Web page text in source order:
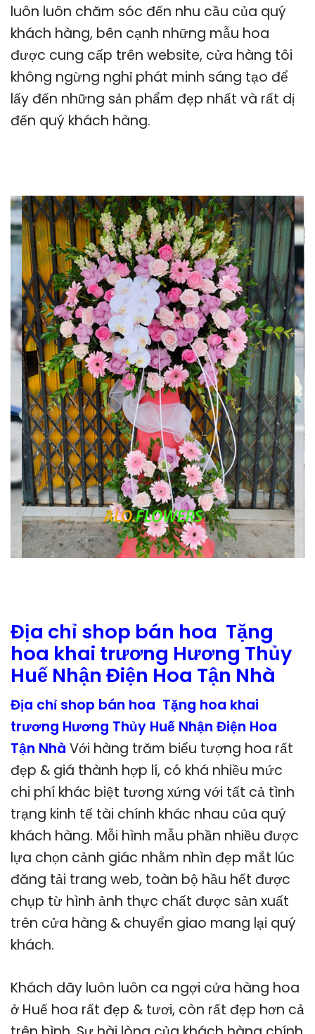
luôn luôn chăm sóc đến nhu cầu của quý
khách hàng, bên cạnh những mẫu hoa
được cung cấp trên website, cửa hàng tôi
không ngừng nghỉ phát minh sáng tạo để
lấy đến những sản phẩm đẹp nhất và rất dị
đến quý khách hàng.
Địa chỉ shop bán hoa Tặng
hoa khai trương Hương Thủy
Huế Nhận Điện Hoa Tận Nhà
Địa chỉ shop bán hoa Tặng hoa khai
trương Hương Thủy Huế Nhận Điện Hoa
Tận Nhà Với hàng trăm biểu tượng hoa rất
đẹp & giá thành hợp lí, có khá nhiều mức
chi phí khác biệt tương xứng với tất cả tình
trạng kinh tế tài chính khác nhau của quý
khách hàng. Mỗi hình mẫu phần nhiều được
lựa chọn cảnh giác nhằm nhìn đẹp mắt lúc
đăng tải trang web, toàn bộ hầu hết được
chụp từ hình ảnh thực chất được sản xuất
trên cửa hàng & chuyển giao mang lại quý
khách.
Khách dãy luôn luôn ca ngợi cửa hàng hoa
ở Huế hoa rất đẹp & tươi, còn rất đẹp hơn cả